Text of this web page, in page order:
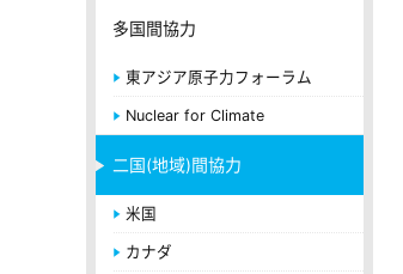
多国間協力
東アジア原子力フォーラム
Nuclear for Climate
二国(地域)間協力
米国
カナダ